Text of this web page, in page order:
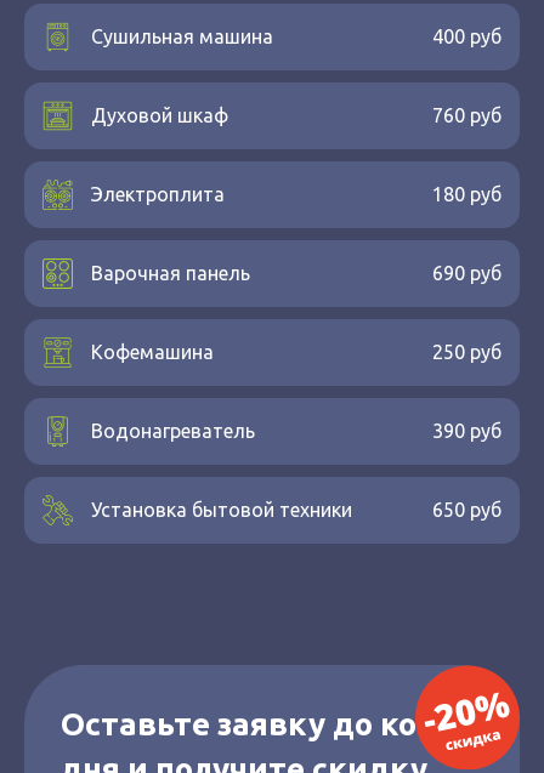
Сушильная машина 400 руб
Духовой шкаф 760 руб
Электроплита 180 руб
Варочная панель 690 руб
Кофемашина 250 руб
Водонагреватель 390 руб
Установка бытовой техники 650 руб
Оставьте заявку до конца